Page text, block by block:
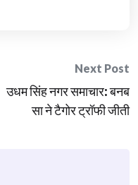
Next Post
उधम सिंह नगर समाचार: बनब
सा ने टैगोर ट्रॉफी जीती